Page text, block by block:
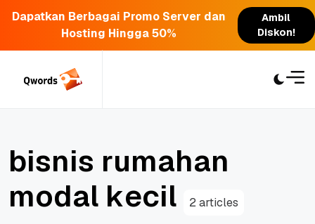
Dapatkan Berbagai Promo Server dan
Hosting Hingga 50%
Ambil
Diskon!
bisnis rumahan
modal kecil 2 articles